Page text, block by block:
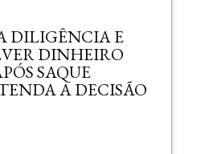
DILIGÊNCIA E
DINHEIRO
SAQUE
A DECISÃO